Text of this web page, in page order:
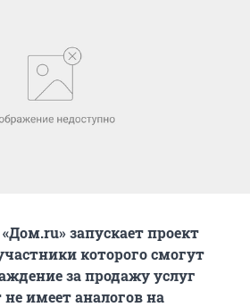
запускает проект
которого смогут
за продажу услуг
имеет аналогов на